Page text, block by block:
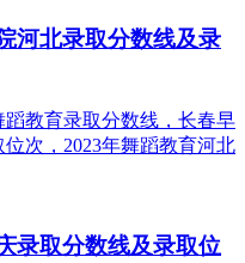
河北录取分数线及录
录取分数线及录取位